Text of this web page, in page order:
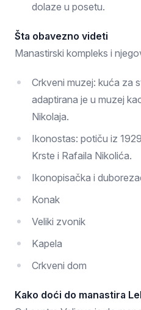
dolaze u posetu.
Šta obavezno videti
Manastirski kompleks i
Crkveni muzej: kuća za
adaptirana je u muzej
Nikolaja.
Ikonostas: potiču iz
Krste i Rafaila Nikolića.
Ikonopisačka i
Konak
Veliki zvonik
Kapela
Crkveni dom
Kako doći do manastira